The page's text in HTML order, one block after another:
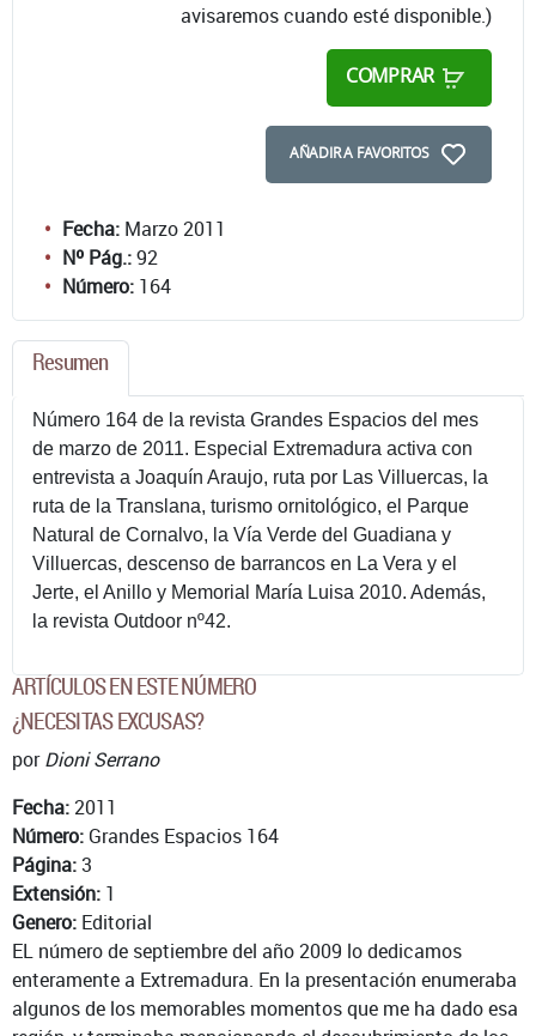
avisaremos cuando esté disponible.)
COMPRAR
AÑADIR A FAVORITOS
Fecha: Marzo 2011
Nº Pág.:92
Número: 164
Resumen
Número 164 de la revista Grandes Espacios del mes
de marzo de 2011. Especial Extremadura activa con
entrevista a Joaquín Araujo, ruta por Las Villuercas, la
ruta de la Translana, turismo ornitológico, el Parque
Natural de Cornalvo, la Vía Verde del Guadiana y
Villuercas, descenso de barrancos en La Vera y el
Jerte, el Anillo y Memorial María Luisa 2010. Además,
la revista Outdoor nº42.
ARTÍCULOS EN ESTE NÚMERO
¿NECESITAS EXCUSAS?
porDioni Serrano
Fecha:2011
Número: Grandes Espacios 164
Página:3
Extensión: 1
Genero: Editorial
EL número de septiembre del año 2009 lo dedicamos
enteramente a Extremadura. En la presentación enumeraba
algunos de los memorables momentos que me ha dado esa